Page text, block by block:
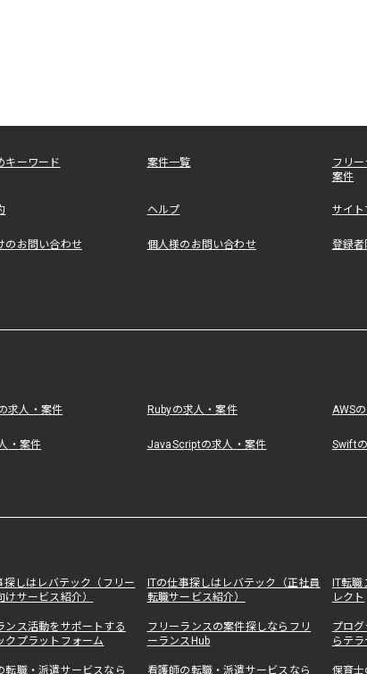
キーワード 案件一覧
フリ
案件
ヘルプ サイ
のお問い合わせ 個人様のお問い合わせ 登録者
求人・案件 Rubyの求人・案件 AWS
・案件 JavaScriptの求人・案件 Swift
探しはレバテック（フリー
けサービス紹介）
ITの仕事探しはレバテック（正社員
転職サービス紹介）
IT転
レクト
ンス活動をサポートする
クプラットフォーム
フリーランスの案件探しならフリ
ーランスHub
プロ
らテ
転職・派遣サービスなら 看護師の転職・派遣サービスなら 保育